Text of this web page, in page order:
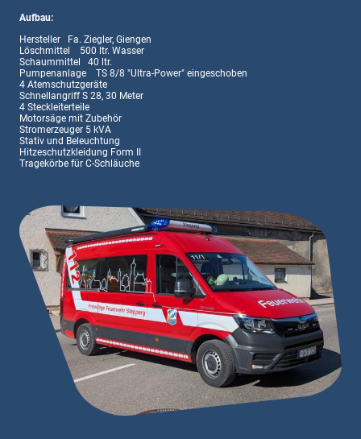
Aufbau:
Hersteller Fa. Ziegler, Giengen
Löschmittel 500 ltr. Wasser
Schaummittel 40 ltr.
Pumpenanlage TS 8/8 "Ultra-Power" eingeschoben
4 Atemschutzgeräte
Schnellangriff S 28, 30 Meter
4 Steckleiterteile
Motorsäge mit Zubehör
Stromerzeuger 5 kVA
Stativ und Beleuchtung
Hitzeschutzkleidung Form II
Tragekörbe für C-Schläuche